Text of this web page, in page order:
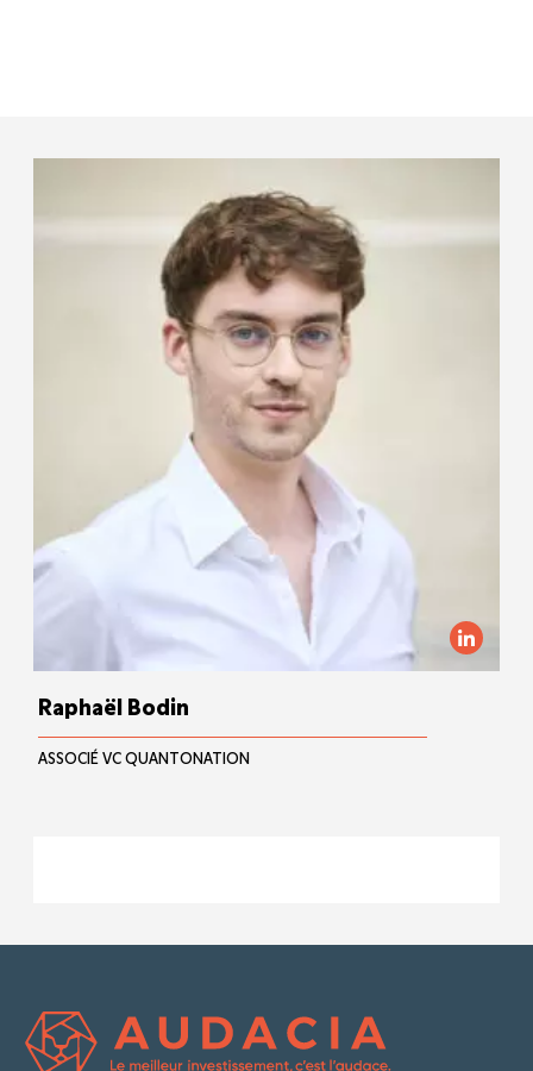
Raphaël Bodin
ASSOCIÉ VC QUANTONATION